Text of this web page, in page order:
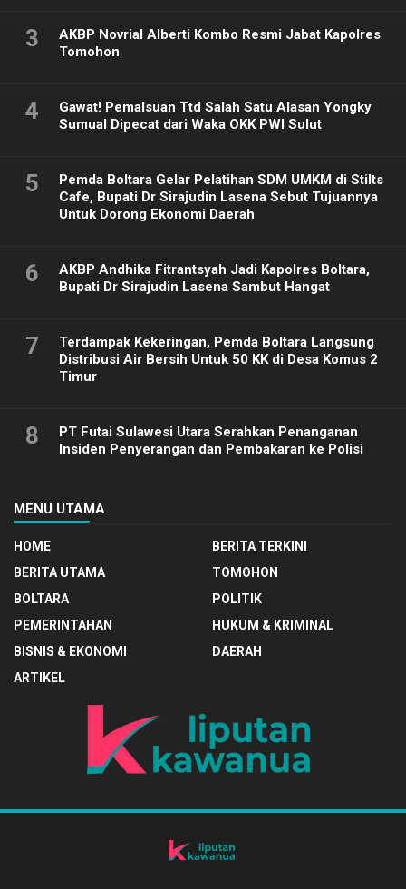
3
AKBP Novrial Alberti Kombo Resmi Jabat Kapolres
Tomohon
4
Gawat! Pemalsuan Ttd Salah Satu Alasan Yongky
Sumual Dipecat dari Waka OKK PWI Sulut
5
Pemda Boltara Gelar Pelatihan SDM UMKM di Stilts
Cafe, Bupati Dr Sirajudin Lasena Sebut Tujuannya
Untuk Dorong Ekonomi Daerah
6
AKBP Andhika Fitrantsyah Jadi Kapolres Boltara,
Bupati Dr Sirajudin Lasena Sambut Hangat
7
Terdampak Kekeringan, Pemda Boltara Langsung
Distribusi Air Bersih Untuk 50 KK di Desa Komus 2
Timur
8
PT Futai Sulawesi Utara Serahkan Penanganan
Insiden Penyerangan dan Pembakaran ke Polisi
MENU UTAMA
HOME
BERITA TERKINI
BERITA UTAMA
TOMOHON
BOLTARA
POLITIK
PEMERINTAHAN
HUKUM & KRIMINAL
BISNIS & EKONOMI
DAERAH
ARTIKEL